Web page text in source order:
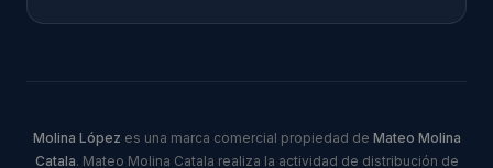
Molina López es una marca comercial propiedad de Mateo Molina
Catala. Mateo Molina Catala realiza la actividad de distribución de